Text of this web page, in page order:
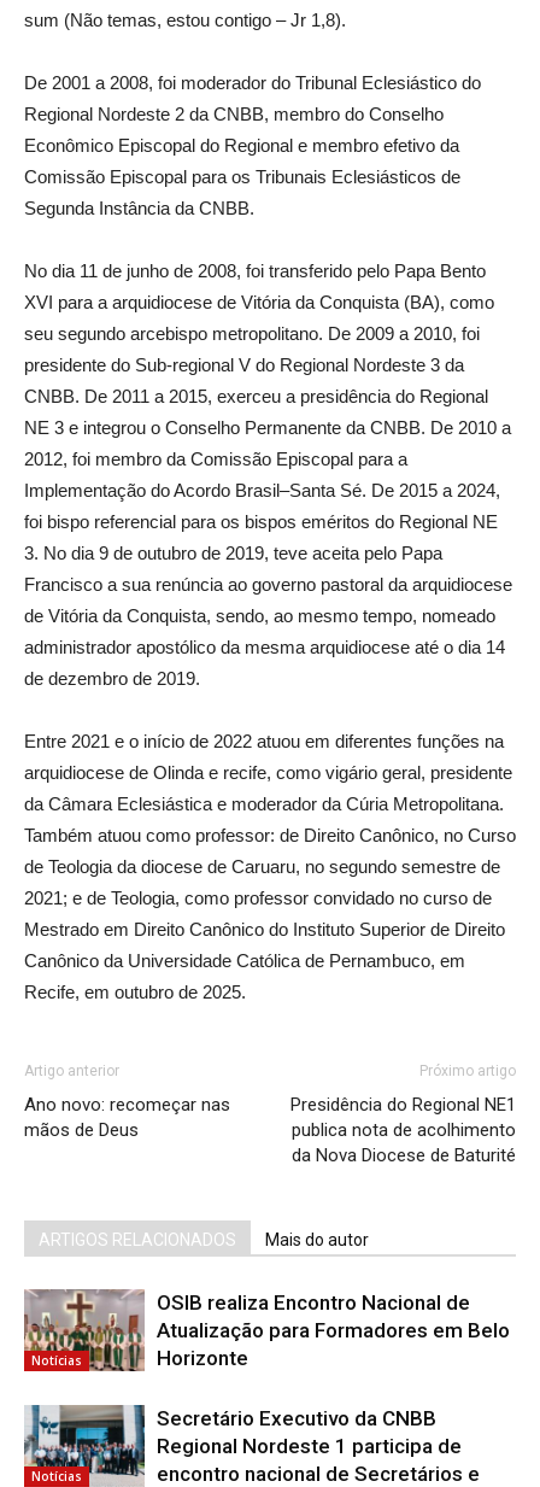
sum (Não temas, estou contigo – Jr 1,8).
De 2001 a 2008, foi moderador do Tribunal Eclesiástico do
Regional Nordeste 2 da CNBB, membro do Conselho
Econômico Episcopal do Regional e membro efetivo da
Comissão Episcopal para os Tribunais Eclesiásticos de
Segunda Instância da CNBB.
No dia 11 de junho de 2008, foi transferido pelo Papa Bento
XVI para a arquidiocese de Vitória da Conquista (BA), como
seu segundo arcebispo metropolitano. De 2009 a 2010, foi
presidente do Sub-regional V do Regional Nordeste 3 da
CNBB. De 2011 a 2015, exerceu a presidência do Regional
NE 3 e integrou o Conselho Permanente da CNBB. De 2010 a
2012, foi membro da Comissão Episcopal para a
Implementação do Acordo Brasil–Santa Sé. De 2015 a 2024,
foi bispo referencial para os bispos eméritos do Regional NE
3. No dia 9 de outubro de 2019, teve aceita pelo Papa
Francisco a sua renúncia ao governo pastoral da arquidiocese
de Vitória da Conquista, sendo, ao mesmo tempo, nomeado
administrador apostólico da mesma arquidiocese até o dia 14
de dezembro de 2019.
Entre 2021 e o início de 2022 atuou em diferentes funções na
arquidiocese de Olinda e recife, como vigário geral, presidente
da Câmara Eclesiástica e moderador da Cúria Metropolitana.
Também atuou como professor: de Direito Canônico, no Curso
de Teologia da diocese de Caruaru, no segundo semestre de
2021; e de Teologia, como professor convidado no curso de
Mestrado em Direito Canônico do Instituto Superior de Direito
Canônico da Universidade Católica de Pernambuco, em
Recife, em outubro de 2025.
Artigo anterior
Ano novo: recomeçar nas
mãos de Deus
Próximo artigo
Presidência do Regional NE1
publica nota de acolhimento
da Nova Diocese de Baturité
ARTIGOS RELACIONADOS Mais do autor
Notícias
OSIB realiza Encontro Nacional de
Atualização para Formadores em Belo
Horizonte
Notícias
Secretário Executivo da CNBB
Regional Nordeste 1 participa de
encontro nacional de Secretários e